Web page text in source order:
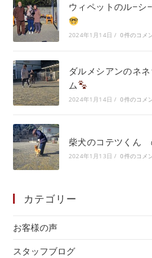
ウィペットのル−
2024年1月14日 / 0件のコメ
ダルメシアンのネ
ム
2024年1月14日 / 0件のコメ
柴犬のコテツくん
2024年1月13日 / 0件のコメ
カテゴリー
お客様の声
スタッフブログ